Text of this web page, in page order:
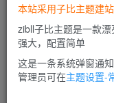
1080P的则同博主一
使用说明：
工具是先监听再下载
本站采用子比主题建站
zibll子比主题是一款
强大，配置简单
这是一条系统弹窗通
管理员可在主题设置-